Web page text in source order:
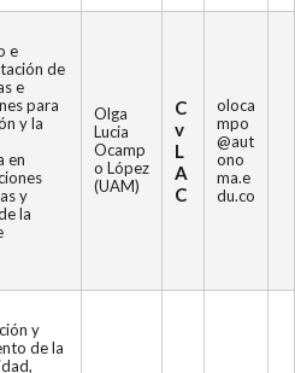
e
de
e
para
y la
en
y
la
Olga
Lucia
Ocamp
o López
(UAM)
C
v
L
A
C
oloca
mpo
@aut
ono
ma.e
du.co
y
de la